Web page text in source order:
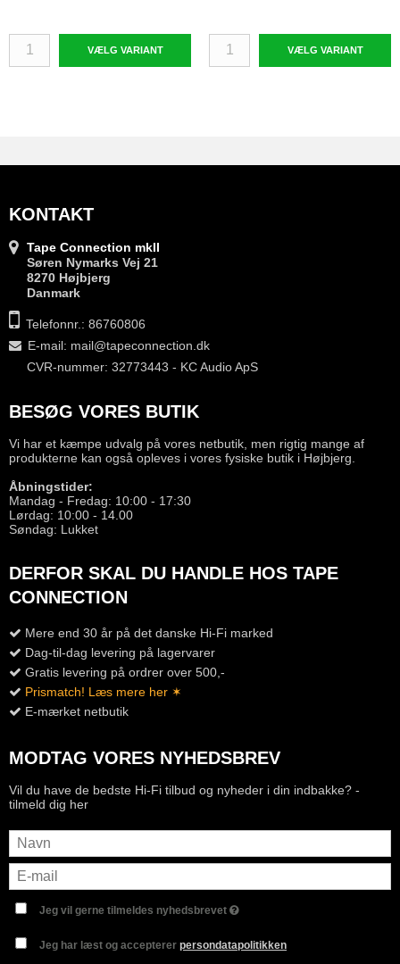
VÆLG VARIANT VÆLG VARIANT
KONTAKT
Tape Connection mkII
Søren Nymarks Vej 21
8270 Højbjerg
Danmark
Telefonnr.: 86760806
E-mail: mail@tapeconnection.dk
CVR-nummer: 32773443 - KC Audio ApS
BESØG VORES BUTIK
Vi har et kæmpe udvalg på vores netbutik, men rigtig mange af
produkterne kan også opleves i vores fysiske butik i Højbjerg.
Åbningstider:
Mandag - Fredag: 10:00 - 17:30
Lørdag: 10:00 - 14.00
Søndag: Lukket
DERFOR SKAL DU HANDLE HOS TAPE
CONNECTION
Mere end 30 år på det danske Hi-Fi marked
Dag-til-dag levering på lagervarer
Gratis levering på ordrer over 500,-
Prismatch! Læs mere her ✶
E-mærket netbutik
MODTAG VORES NYHEDSBREV
Vil du have de bedste Hi-Fi tilbud og nyheder i din indbakke? -
tilmeld dig her
Jeg vil gerne tilmeldes nyhedsbrevet
Jeg har læst og acceptererpersondatapolitikken